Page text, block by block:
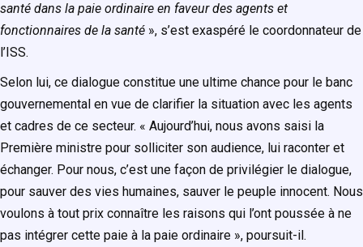
santé dans la paie ordinaire en faveur des agents et
fonctionnaires de la santé », s’est exaspéré le coordonnateur de
l’ISS.
Selon lui, ce dialogue constitue une ultime chance pour le banc
gouvernemental en vue de clarifier la situation avec les agents
et cadres de ce secteur. « Aujourd’hui, nous avons saisi la
Première ministre pour solliciter son audience, lui raconter et
échanger. Pour nous, c’est une façon de privilégier le dialogue,
pour sauver des vies humaines, sauver le peuple innocent. Nous
voulons à tout prix connaître les raisons qui l’ont poussée à ne
pas intégrer cette paie à la paie ordinaire », poursuit-il.